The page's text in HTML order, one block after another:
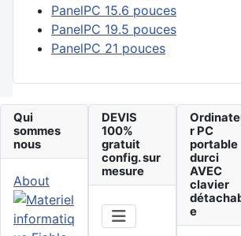
PanelPC 15.6 pouces
PanelPC 19.5 pouces
PanelPC 21 pouces
Qui
sommes
nous
About
DEVIS
100%
gratuit
config. sur
mesure
r PC
portable
durci
AVEC
clavier
e